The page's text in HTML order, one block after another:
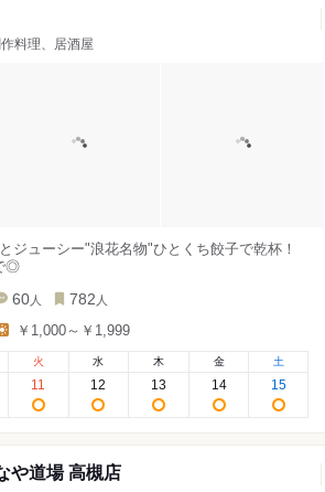
料理、居酒屋
ジューシー"浪花名物"ひとくち餃子で乾杯！
◎
60 人 782 人
￥1,000～￥1,999
火
11
水
12
木
13
金
14
土
15
や道場 高槻店